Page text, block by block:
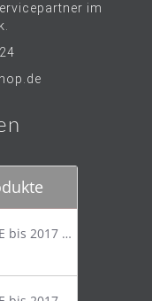
im
Mazda CX-5 KE bis 2017 Trittschutzleiste Edelstahl original